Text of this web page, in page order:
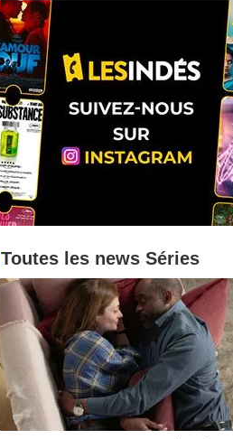
Toutes les news Séries